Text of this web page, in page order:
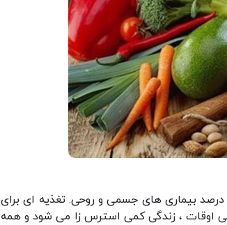
اعصاب و روان یعنی داشتن روحیه ای شاد و جلوگیری از ابتلا به 90 درصد بیماری های جسمی و روحی. تغذیه ای برای
اوقات ، زندگی کمی استرس زا می شود و همه